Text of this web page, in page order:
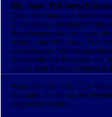
SSL- bzw. TLS-
Diese Seite nutzt aus
Übertragung vertraulicher
Bestellungen oder Anfragen,
senden, eine SSL- bzw. TLS-
verschlüsselte Verbindung
Adresszeile des Browsers von
und an dem Schloss-Symbol in
Wenn die SSL- bzw. TLS-
die Daten, die Sie an uns
mitgelesen werden.